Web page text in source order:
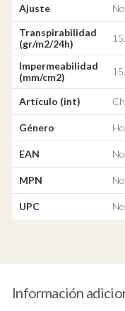
Ajuste
No
Transpirabilidad
(gr/m2/24h)
Impermeabilidad
(mm/cm2)
Artículo (int)
Género
EAN No
MPN No
UPC No
Información